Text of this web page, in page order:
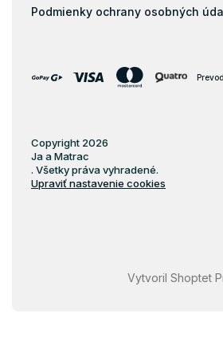
Podmienky ochrany osobných
Prevod
Vytvoril Shoptet
Copyright 2026
Ja a Matrac
. Všetky práva vyhradené.
Upraviť nastavenie cookies